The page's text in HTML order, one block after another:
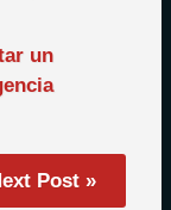
un
Post »